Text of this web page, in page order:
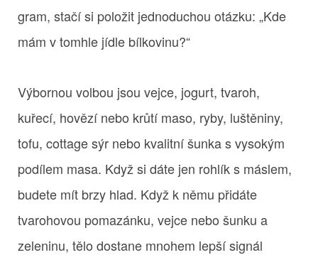
gram, stačí si položit jednoduchou otázku: „Kde
mám v tomhle jídle bílkovinu?“
Výbornou volbou jsou vejce, jogurt, tvaroh,
kuřecí, hovězí nebo krůtí maso, ryby, luštěniny,
tofu, cottage sýr nebo kvalitní šunka s vysokým
podílem masa. Když si dáte jen rohlík s máslem,
budete mít brzy hlad. Když k němu přidáte
tvarohovou pomazánku, vejce nebo šunku a
zeleninu, tělo dostane mnohem lepší signál